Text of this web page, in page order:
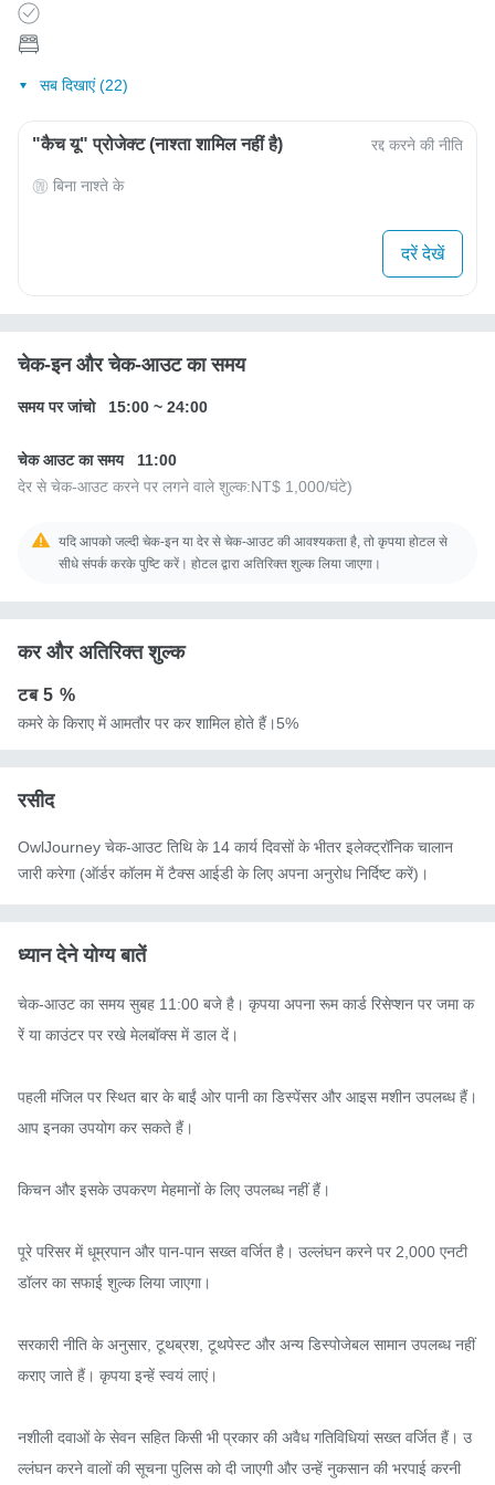
सब दिखाएं (22)
"कैच यू" प्रोजेक्ट (नाश्ता शामिल नहीं है) रद्द करने की नीति
बिना नाश्ते के
दरें देखें
चेक-इन और चेक-आउट का समय
समय पर जांचो 15:00 ~ 24:00
चेक आउट का समय
11:00
देर से चेक-आउट करने पर लगने वाले शुल्क:NT$ 1,000/घंटे)
यदि आपको जल्दी चेक-इन या देर से चेक-आउट की आवश्यकता है, तो कृपया होटल से
सीधे संपर्क करके पुष्टि करें। होटल द्वारा अतिरिक्त शुल्क लिया जाएगा।
कर और अतिरिक्त शुल्क
टब5 %
कमरे के किराए में आमतौर पर कर शामिल होते हैं।5%
रसीद
OwlJourney चेक-आउट तिथि के 14 कार्य दिवसों के भीतर इलेक्ट्रॉनिक चालान
जारी करेगा (ऑर्डर कॉलम में टैक्स आईडी के लिए अपना अनुरोध निर्दिष्ट करें)।
ध्यान देने योग्य बातें
चेक-आउट का समय सुबह 11:00 बजे है। कृपया अपना रूम कार्ड रिसेप्शन पर जमा क
रें या काउंटर पर रखे मेलबॉक्स में डाल दें।
पहली मंजिल पर स्थित बार के बाईं ओर पानी का डिस्पेंसर और आइस मशीन उपलब्ध हैं।
आप इनका उपयोग कर सकते हैं।
किचन और इसके उपकरण मेहमानों के लिए उपलब्ध नहीं हैं।
पूरे परिसर में धूम्रपान और पान-पान सख्त वर्जित है। उल्लंघन करने पर 2,000 एनटी
डॉलर का सफाई शुल्क लिया जाएगा।
सरकारी नीति के अनुसार, टूथब्रश, टूथपेस्ट और अन्य डिस्पोजेबल सामान उपलब्ध नहीं
कराए जाते हैं। कृपया इन्हें स्वयं लाएं।
नशीली दवाओं के सेवन सहित किसी भी प्रकार की अवैध गतिविधियां सख्त वर्जित हैं। उ
ल्लंघन करने वालों की सूचना पुलिस को दी जाएगी और उन्हें नुकसान की भरपाई करनी